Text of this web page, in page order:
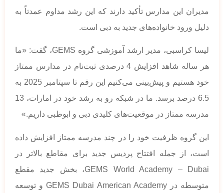
‌مدیران این مدارس تأکید دارند که این رشد مداوم عمدتاً به
دلیل ورود خانواده‌های جدید به دبی است.
لیسا کراسبی، مدیر ارشد آموزشی گروه GEMS، گفت: «ما
هر ساله شاهد افزایش 4 درصدی ثبت‌نام در مدارس ممتاز
خود هستیم و پیش‌بینی می‌کنیم این رقم تا سپتامبر 2025 به
6.5 درصد برسد. ما در شبکه رو به رشد خود در امارات، 13
مدرسه ممتاز در موقعیت‌های کلیدی دبی و ابوظبی داریم.»
این گروه ظرفیت خود را در چند مدرسه ممتاز افزایش داده
است، از جمله افتتاح پردیس جدید برای مقاطع بالاتر در
GEMS World Academy – Dubai، بخش جدید مقطع
متوسطه در GEMS Dubai American Academy و توسعه